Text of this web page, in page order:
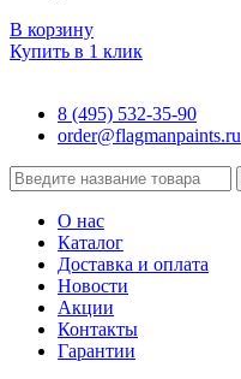
В корзину
Купить в 1 клик
8 (495) 532-35-90
order@flagmanpaints.ru
О нас
Каталог
Доставка и оплата
Новости
Акции
Контакты
Гарантии